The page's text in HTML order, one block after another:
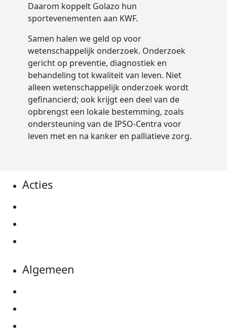
Daarom koppelt Golazo hun
sportevenementen aan KWF.
Samen halen we geld op voor
wetenschappelijk onderzoek. Onderzoek
gericht op preventie, diagnostiek en
behandeling tot kwaliteit van leven. Niet
alleen wetenschappelijk onderzoek wordt
gefinancierd; ook krijgt een deel van de
opbrengst een lokale bestemming, zoals
ondersteuning van de IPSO-Centra voor
leven met en na kanker en palliatieve zorg.
Acties
Algemeen